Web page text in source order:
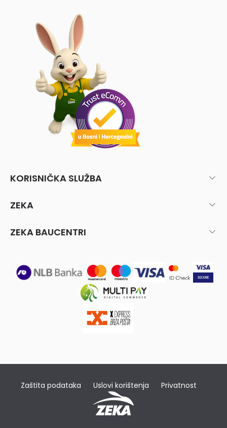
KORISNIČKA SLUŽBA
ZEKA
ZEKA BAUCENTRI
Zaštita podataka Uslovi korištenja Privatnost